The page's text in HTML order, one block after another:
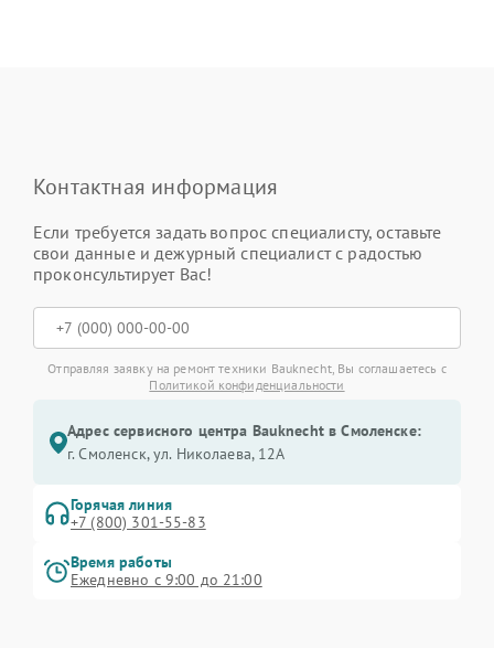
Контактная информация
Если требуется задать вопрос специалисту, оставьте
свои данные и дежурный специалист с радостью
проконсультирует Вас!
Отправляя заявку на ремонт техники Bauknecht, Вы соглашаетесь с
Политикой конфиденциальности
Адрес сервисного центра Bauknecht в Смоленске:
г. Смоленск, ул. Николаева, 12А
Горячая линия
+7 (800) 301-55-83
Время работы
Ежедневно с 9:00 до 21:00